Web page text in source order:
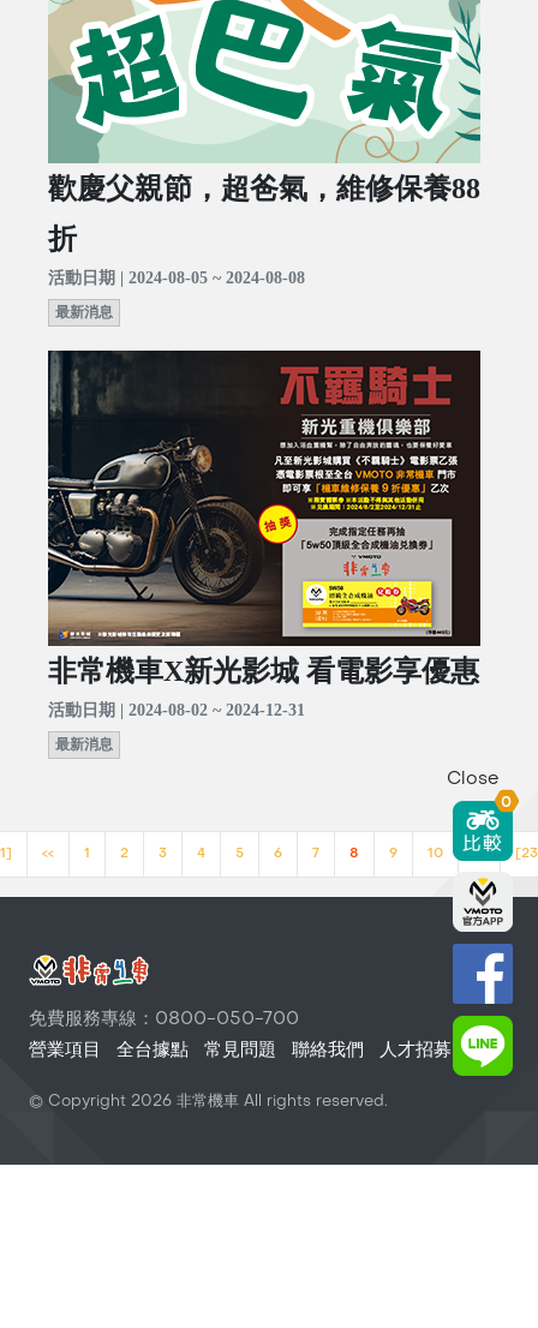
歡慶父親節，超爸氣，維修保養88
折
活動日期 | 2024-08-05 ~ 2024-08-08
最新消息
非常機車X新光影城 看電影享優惠
活動日期 | 2024-08-02 ~ 2024-12-31
最新消息
<< 1 2 3 4 5 6 7 8 9 10 >>
免費服務專線：0800-050-700
營業項目
全台據點 常見問題 聯絡我們 人才招募
© Copyright 2026 非常機車 All rights reserved.
Close
0